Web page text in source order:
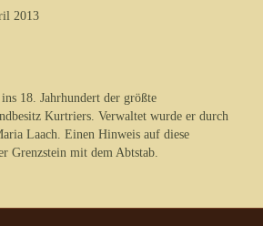
2013
18. Jahrhundert der größte
Kurtriers. Verwaltet wurde er durch
Laach. Einen Hinweis auf diese
Grenzstein mit dem Abtstab.